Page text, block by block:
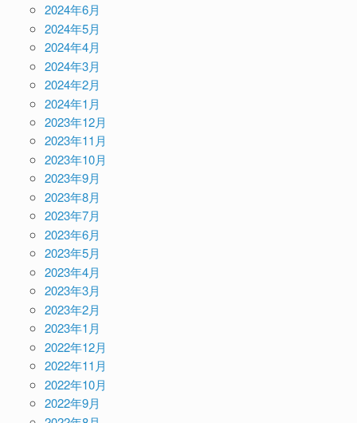
2024年6月
2024年5月
2024年4月
2024年3月
2024年2月
2024年1月
2023年12月
2023年11月
2023年10月
2023年9月
2023年8月
2023年7月
2023年6月
2023年5月
2023年4月
2023年3月
2023年2月
2023年1月
2022年12月
2022年11月
2022年10月
2022年9月